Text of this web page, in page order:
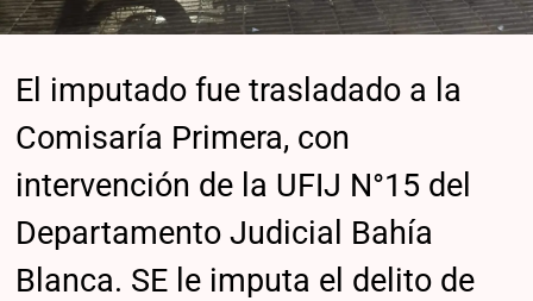
El imputado fue trasladado a la
Comisaría Primera, con
intervención de la UFIJ N°15 del
Departamento Judicial Bahía
Blanca. SE le imputa el delito de